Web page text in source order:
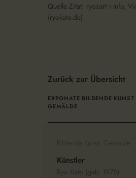
Quelle Zitat: ryosart › Info,
(ryokato.de)
Zurück zur Übersicht
EXPONATE BILDENDE KUNST
GEMÄLDE
Bildende Kunst, Gemälde
Künstler
Ryo Kato (geb. 1978)